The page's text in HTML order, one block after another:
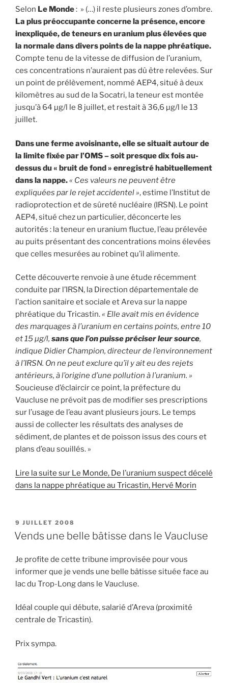
Selon Le Monde: » (…) il reste plusieurs zones d’ombre.
La plus préoccupante concerne la présence, encore
inexpliquée, de teneurs en uranium plus élevées que
la normale dans divers points de la nappe phréatique.
Compte tenu de la vitesse de diffusion de l’uranium,
ces concentrations n’auraient pas dû être relevées. Sur
un point de prélèvement, nommé AEP4, situé à deux
kilomètres au sud de la Socatri, la teneur est montée
jusqu’à 64 µg/l le 8 juillet, et restait à 36,6 µg/l le 13
juillet.
Dans une ferme avoisinante, elle se situait autour de
la limite fixée par l’OMS – soit presque dix fois au-
dessus du « bruit de fond » enregistré habituellement
dans la nappe.« Ces valeurs ne peuvent être
expliquées par le rejet accidentel », estime l’Institut de
radioprotection et de sûreté nucléaire (IRSN). Le point
AEP4, situé chez un particulier, déconcerte les
autorités : la teneur en uranium fluctue, l’eau prélevée
au puits présentant des concentrations moins élevées
que celles mesurées au robinet qu’il alimente.
Cette découverte renvoie à une étude récemment
conduite par l’IRSN, la Direction départementale de
l’action sanitaire et sociale et Areva sur la nappe
phréatique du Tricastin.« Elle avait mis en évidence
des marquages à l’uranium en certains points, entre 10
et 15 µg/l, sans que l’on puisse préciser leur source,
indique Didier Champion, directeur de l’environnement
à l’IRSN. On ne peut exclure qu’il y ait eu des rejets
antérieurs, à l’origine d’une pollution à l’uranium. »
Soucieuse d’éclaircir ce point, la préfecture du
Vaucluse ne prévoit pas de modifier ses prescriptions
sur l’usage de l’eau avant plusieurs jours. Le temps
aussi de collecter les résultats des analyses de
sédiment, de plantes et de poisson issus des cours et
plans d’eau souillés. »
Lire la suite sur Le Monde, De l’uranium suspect décelé
dans la nappe phréatique au Tricastin, Hervé Morin
PUBLIÉ
LE
9 JUILLET 2008
Vends une belle bâtisse dans le Vaucluse
Je profite de cette tribune improvisée pour vous
informer que je vends une belle bâtisse située face au
lac du Trop-Long dans le Vaucluse.
Idéal couple qui débute, salarié d’Areva (proximité
centrale de Tricastin).
Prix sympa.